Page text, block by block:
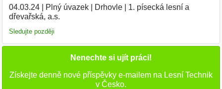
04.03.24| Plný úvazek| Drhovle|
1. písecká lesní a
dřevařská, a.s.
Sledujte později
Nenechte si ujít práci!
Získejte denně nové příspěvky e-mailem na Lesní Technik
v Česko.